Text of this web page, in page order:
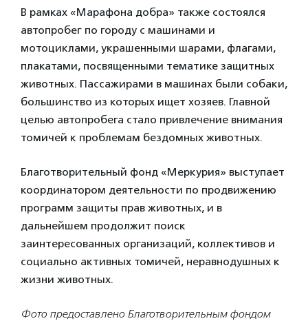
В рамках «Марафона добра» также состоялся
автопробег по городу с машинами и
мотоциклами, украшенными шарами, флагами,
плакатами, посвященными тематике защитных
животных. Пассажирами в машинах были собаки,
большинство из которых ищет хозяев. Главной
целью автопробега стало привлечение внимания
томичей к проблемам бездомных животных.
Благотворительный фонд «Меркурия» выступает
координатором деятельности по продвижению
программ защиты прав животных, и в
дальнейшем продолжит поиск
заинтересованных организаций, коллективов и
социально активных томичей, неравнодушных к
жизни животных.
Фото предоставлено Благотворительным фондом